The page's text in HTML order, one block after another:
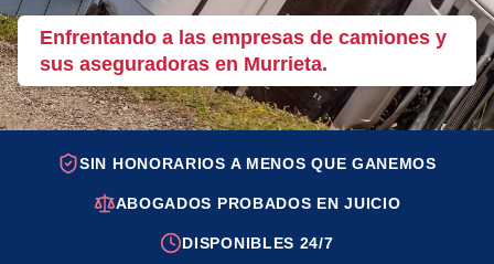
Enfrentando a las empresas de camiones y
sus aseguradoras en Murrieta.
SIN HONORARIOS A MENOS QUE GANEMOS
ABOGADOS PROBADOS EN JUICIO
DISPONIBLES 24/7